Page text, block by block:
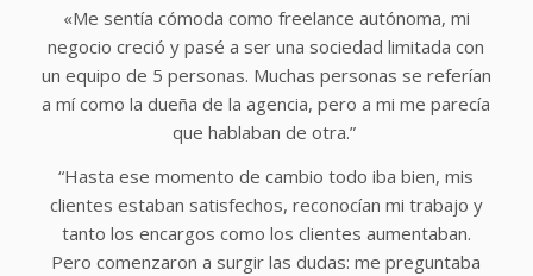
«Me sentía cómoda como freelance autónoma, mi
negocio creció y pasé a ser una sociedad limitada con
un equipo de 5 personas. Muchas personas se referían
a mí como la dueña de la agencia, pero a mi me parecía
que hablaban de otra.”
“Hasta ese momento de cambio todo iba bien, mis
clientes estaban satisfechos, reconocían mi trabajo y
tanto los encargos como los clientes aumentaban.
Pero comenzaron a surgir las dudas: me preguntaba